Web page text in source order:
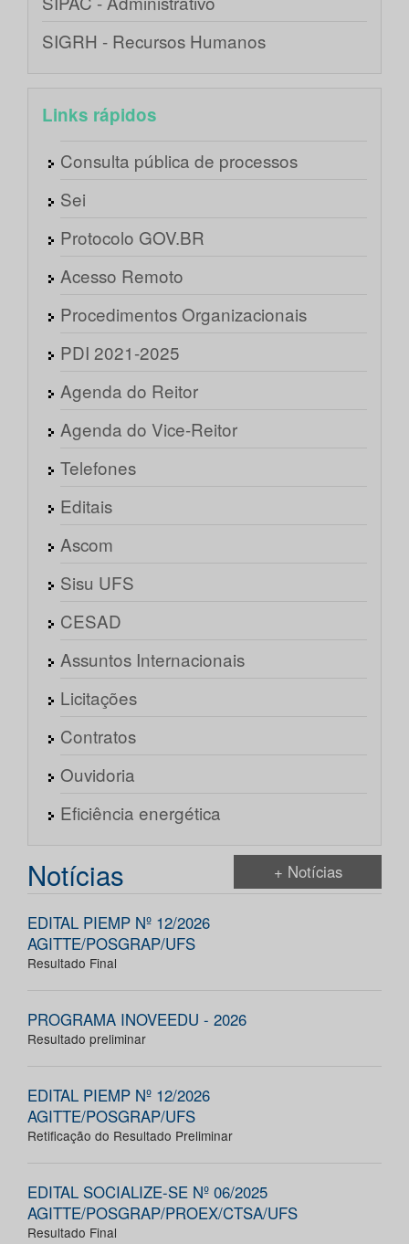
SIGRH - Recursos Humanos
Links rápidos
Consulta pública de processos
Sei
Protocolo GOV.BR
Acesso Remoto
Procedimentos Organizacionais
PDI 2021-2025
Agenda do Reitor
Agenda do Vice-Reitor
Telefones
Editais
Ascom
Sisu UFS
CESAD
Assuntos Internacionais
Licitações
Contratos
Ouvidoria
Eficiência energética
Notícias + Notícias
EDITAL PIEMP Nº 12/2026
AGITTE/POSGRAP/UFS
Resultado Final
PROGRAMA INOVEEDU - 2026
Resultado preliminar
EDITAL PIEMP Nº 12/2026
AGITTE/POSGRAP/UFS
Retificação do Resultado Preliminar
EDITAL SOCIALIZE-SE Nº 06/2025
AGITTE/POSGRAP/PROEX/CTSA/UFS
Resultado Final